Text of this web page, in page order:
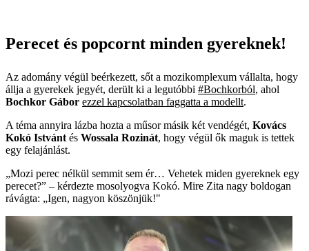
Perecet és popcornt minden gyereknek!
Az adomány végül beérkezett, sőt a mozikomplexum vállalta, hogy
állja a gyerekek jegyét, derült ki a legutóbbi #Bochkorból, ahol
Bochkor Gábor ezzel kapcsolatban faggatta a modellt.
A téma annyira lázba hozta a műsor másik két vendégét, Kovács
Kokó Istvánt és Wossala Rozinát, hogy végül ők maguk is tettek
egy felajánlást.
„Mozi perec nélkül semmit sem ér… Vehetek miden gyereknek egy
perecet?” – kérdezte mosolyogva Kokó. Mire Zita nagy boldogan
rávágta: „Igen, nagyon köszönjük!"